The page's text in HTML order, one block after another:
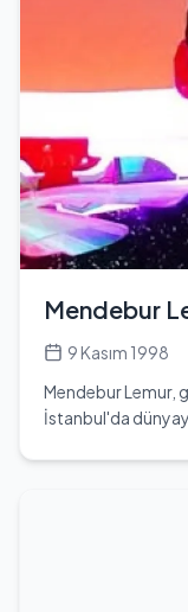
dünyasında
Marmara
eden Meriç,
ileride kendi
İstanbul'da
sürdürmektedir.
zaman
organizasyona
parçalık bir
tasarımı üzerine
Ayrıca, spor
etmektedir. En
Galatasaray
ileride müzik ve
Toprak'ın konuğu
bulunmuştur.
olup, takipçi
Mendebur
9 Kasım 1998
Mendebur Lemur,
İstanbul'da